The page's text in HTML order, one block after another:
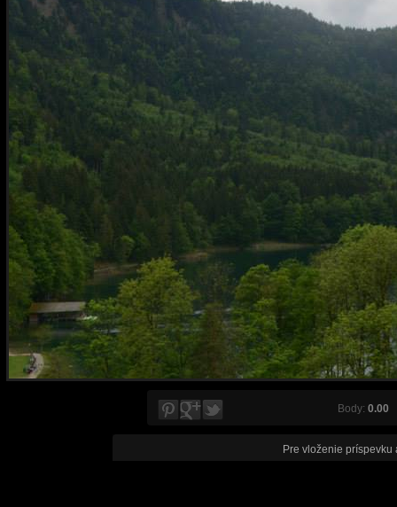
Body: 0.00
Pre vloženie